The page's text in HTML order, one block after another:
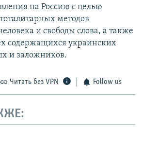
на Россию с целью
методов
и свободы слова, а также
содержащихся украинских
и заложников.
Читать без VPN Follow us